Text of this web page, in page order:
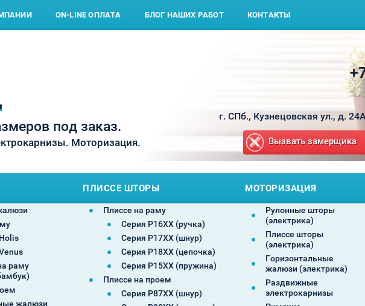
ON-LINE ОПЛАТА БЛОГ НАШИХ РАБОТ КОНТАКТЫ
под заказ.
Моторизация.
г. СПб., Кузнецовская ул., д.
Вызвать замерщика
раму
жалюзи
ПЛИССЕ ШТОРЫ
Плиссе на раму
Серия P16XX (ручка)
Серия P17XX (шнур)
Серия P18XX (цепочка)
Серия P15XX (пружина)
Плиссе на проем
Серия P87XX (шнур)
МОТОРИЗАЦИЯ
Рулонные шторы
(электрика)
Плиссе шторы
(электрика)
Горизонтальные
жалюзи (электрика)
Раздвижные
электрокарнизы